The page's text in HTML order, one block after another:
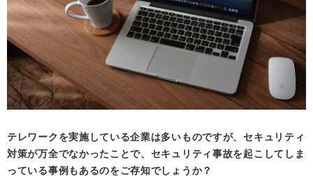
テレワークを実施している企業は多いものですが、セキュリティ
対策が万全でなかったことで、セキュリティ事故を起こしてしま
っている事例もあるのをご存知でしょうか？